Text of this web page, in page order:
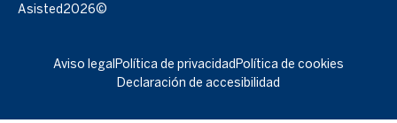
Asisted2026©
Aviso legal Política de privacidadPolítica de cookies
Declaración de accesibilidad